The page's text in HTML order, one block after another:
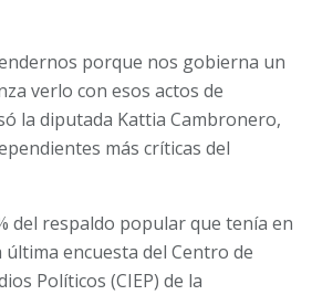
porque nos gobierna un
verlo con esos actos de
la diputada Kattia Cambronero,
más críticas del
del respaldo popular que tenía en
encuesta del Centro de
Políticos (CIEP) de la